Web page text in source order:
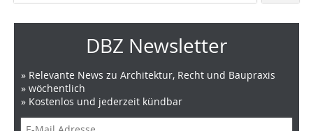
DBZ Newsletter
» Relevante News zu Architektur, Recht und Baupraxis
» wöchentlich
» Kostenlos und jederzeit kündbar